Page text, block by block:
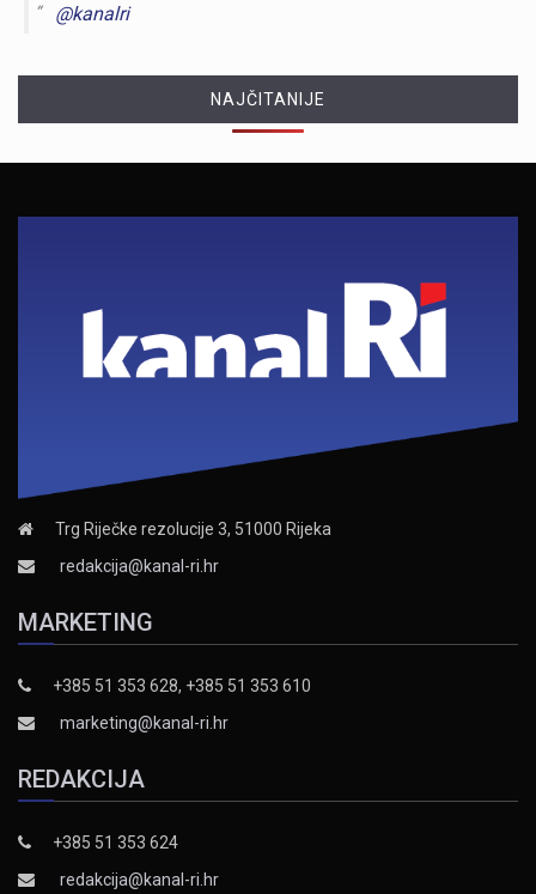
@kanalri
NAJČITANIJE
Trg Riječke rezolucije 3, 51000 Rijeka
redakcija@kanal-ri.hr
MARKETING
+385 51 353 628, +385 51 353 610
marketing@kanal-ri.hr
REDAKCIJA
+385 51 353 624
redakcija@kanal-ri.hr